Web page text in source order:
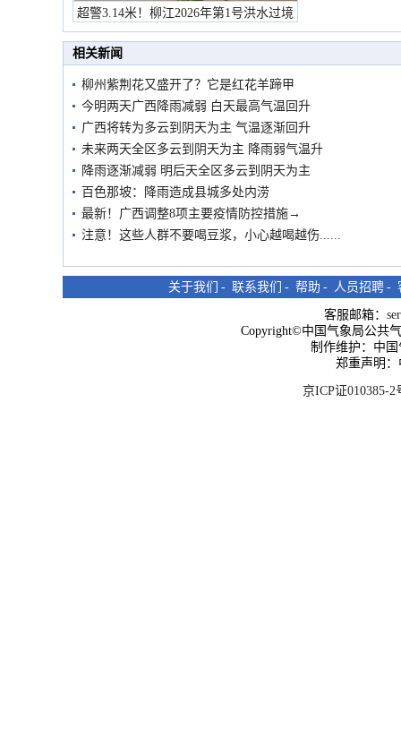
超警3.14米！柳江2026年第1号洪水过境
市民在堤岸见证汛况
相关新闻
柳州紫荆花又盛开了？它是红花羊蹄甲
今明两天广西降雨减弱 白天最高气温回升
广西将转为多云到阴天为主 气温逐渐回升
未来两天全区多云到阴天为主 降雨弱气温升
降雨逐渐减弱 明后天全区多云到阴天为主
百色那坡：降雨造成县城多处内涝
最新！广西调整8项主要疫情防控措施→
注意！这些人群不要喝豆浆，小心越喝越伤......
关于我们 - 联系我们 - 帮助 - 人员招聘 -
客服邮箱：
Copyright©中国气象局公共
制作维护：中
郑重声明
京ICP证010385-2